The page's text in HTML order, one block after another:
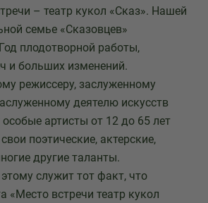
– театр кукол «Сказ». Нашей
семье «Сказовцев»
плодотворной работы,
и больших изменений.
режиссеру, заслуженному
деятелю искусств
артисты от 12 до 65 лет
поэтические, актерские,
другие таланты.
служит тот факт, что
«Место встречи театр кукол